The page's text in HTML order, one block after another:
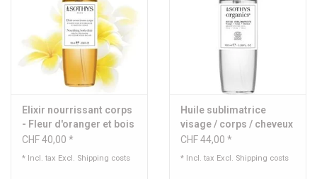
Elixir nourrissant corps
- Fleur d'oranger et bois
de cèdre
CHF 40,00 *
* Incl. tax Excl. Shipping costs
Huile sublimatrice
visage / corps / cheveux
- Sothys Organics®
CHF 44,00 *
* Incl. tax Excl. Shipping costs